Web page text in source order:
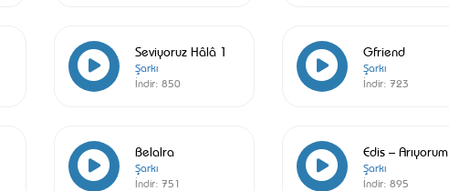
Seviyoruz Hâlâ 1
Şarkı
İndir: 850
Gfriend
Şarkı
İndir: 723
Belalra
Şarkı
İndir: 751
Edis – Arıyorum
Şarkı
İndir: 895